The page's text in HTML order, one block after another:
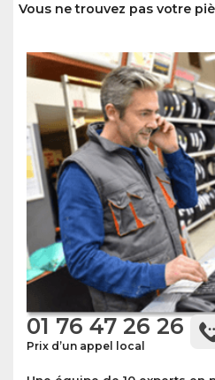
Vous ne trouvez pas votre
01 76 47 26 26
Prix d’un appel local